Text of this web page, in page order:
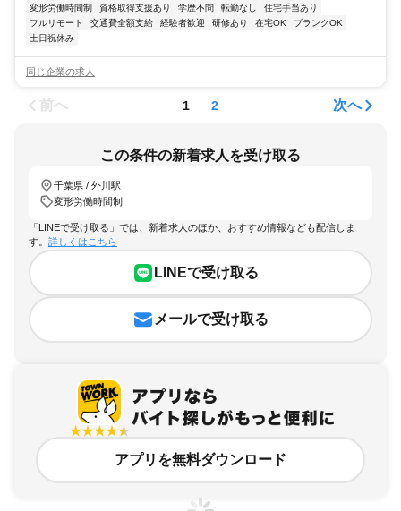
変形労働時間制 資格取得支援あり 学歴不問 転勤なし
住宅手当あり
フルリモート
交通費全額支給 経験者歓迎 研修あり 在宅OK
ブランクOK
土日祝休み
同じ企業の求人
前へ 1 2 次へ
この条件の新着求人を受け取る
千葉県 / 外川駅
変形労働時間制
「LINEで受け取る」では、新着求人のほか、おすすめ情報なども配信しま
す。 詳しくはこちら
LINEで受け取る
メールで受け取る
アプリを無料ダウンロード